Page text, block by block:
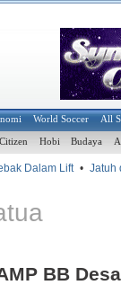
World Soccer All
Citizen Hobi Budaya
Dalam Lift • Jatuh
BB